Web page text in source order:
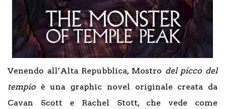
Venendo all’Alta Repubblica, Mostro del picco del
tempio è una graphic novel originale creata da
Cavan Scott e Rachel Stott, che vede come